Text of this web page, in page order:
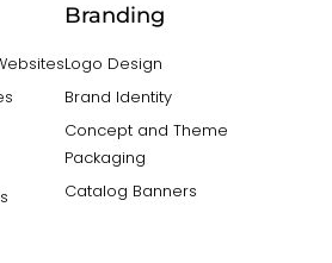
Branding
Logo Design
Brand Identity
Concept and Theme
Packaging
Catalog Banners